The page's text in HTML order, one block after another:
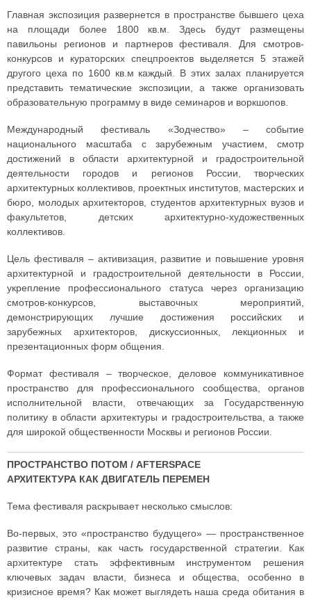
Главная экспозиция развернется в пространстве бывшего цеха
на площади более 1800 кв.м. Здесь будут размещены
павильоны регионов и партнеров фестиваля. Для смотров-
конкурсов и кураторских спецпроектов выделяется 5 этажей
другого цеха по 1600 кв.м каждый. В этих залах планируется
представить тематические экспозиции, а также организовать
образовательную программу в виде семинаров и воркшопов.
Международный фестиваль «Зодчество» – событие
национального масштаба с зарубежным участием, смотр
достижений в области архитектурной и градостроительной
деятельности городов и регионов России, творческих
архитектурных коллективов, проектных институтов, мастерских и
бюро, молодых архитекторов, студентов архитектурных вузов и
факультетов, детских архитектурно-художественных
коллективов.
Цель фестиваля – активизация, развитие и повышение уровня
архитектурной и градостроительной деятельности в России,
укрепление профессионального статуса через организацию
смотров-конкурсов, выставочных мероприятий,
демонстрирующих лучшие достижения российских и
зарубежных архитекторов, дискуссионных, лекционных и
презентационных форм общения.
Формат фестиваля – творческое, деловое коммуникативное
пространство для профессионального сообщества, органов
исполнительной власти, отвечающих за Государственную
политику в области архитектуры и градостроительства, а также
для широкой общественности Москвы и регионов России.
ПРОСТРАНСТВО ПОТОМ / AFTERSPACE
АРХИТЕКТУРА КАК ДВИГАТЕЛЬ ПЕРЕМЕН
Тема фестиваля раскрывает несколько смыслов:
Во-первых, это «пространство будущего» — пространственное
развитие страны, как часть государственной стратегии. Как
архитектуре стать эффективным инструментом решения
ключевых задач власти, бизнеса и общества, особенно в
кризисное время? Как может выглядеть наша среда обитания в